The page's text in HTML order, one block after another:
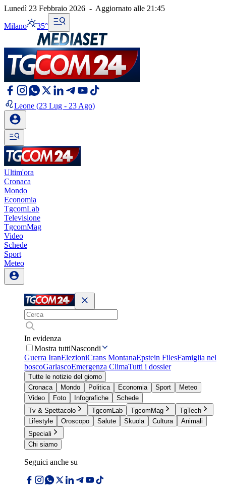
Lunedì 23 Febbraio 2026 - Aggiornato alle 21:45
Milano 35°
Leone (23 Lug - 23 Ago)
Ultim'ora
Cronaca
Mondo
Economia
TgcomLab
Televisione
TgcomMag
Video
Schede
Sport
Meteo
In evidenza
Mostra tuttiNascondi
Guerra IranElezioniCrans MontanaEpstein FilesFamiglia nel
boscoGarlascoEmergenza ClimaTutti i dossier
Tutte le notizie del giorno
Cronaca
Mondo Politica Economia Sport
Meteo
Video
Foto Infografiche
Schede
Tv & Spettacolo
TgcomLab TgcomMag
TgTech
Lifestyle
Oroscopo Salute Skuola Cultura
Animali
Speciali
Chi siamo
Seguici anche su